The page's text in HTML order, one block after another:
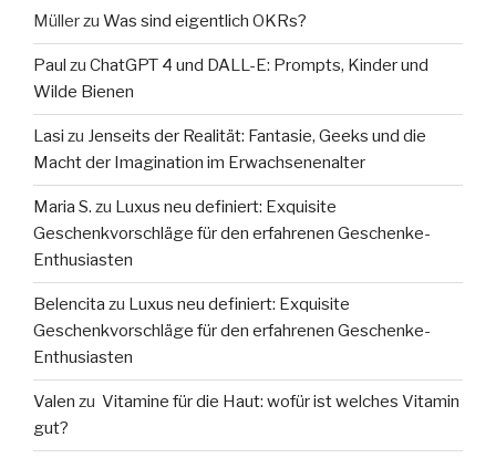
Müllerzu Was sind eigentlich OKRs?
Paul zu ChatGPT 4 und DALL-E: Prompts, Kinder und
Wilde Bienen
Lasi zu Jenseits der Realität: Fantasie, Geeks und die
Macht der Imagination im Erwachsenenalter
Maria S. zu Luxus neu definiert: Exquisite
Geschenkvorschläge für den erfahrenen Geschenke-
Enthusiasten
Belencita zu Luxus neu definiert: Exquisite
Geschenkvorschläge für den erfahrenen Geschenke-
Enthusiasten
Valen zu Vitamine für die Haut: wofür ist welches Vitamin
gut?